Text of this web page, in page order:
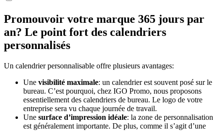
Promouvoir votre marque 365 jours par
an? Le point fort des calendriers
personnalisés
Un calendrier personnalisable offre plusieurs avantages:
Une visibilité maximale: un calendrier est souvent posé sur le
bureau. C’est pourquoi, chez IGO Promo, nous proposons
essentiellement des calendriers de bureau. Le logo de votre
entreprise sera vu chaque journée de travail.
Une surface d’impression idéale: la zone de personnalisation
est généralement importante. De plus, comme il s’agit d’une